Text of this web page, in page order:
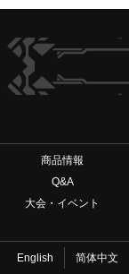
ヴァンガードch
商品情報
Q&A
大会・イベント
English 简体中文